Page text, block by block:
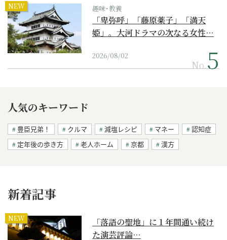
NEW 趣味･教養
「卑弥呼」「藤原薬子」「満天
姫」。大河ドラマの次なる女性…
2026/08/02
No.
人気のキーワード
豊臣兄弟！ クルマ 減塩レシピ マネー
認知症
定年後の歩き方
老人ホーム 京都 漢方
新着記事
NEW
「落語の聖地」に１年間通い続け
た演芸評論…